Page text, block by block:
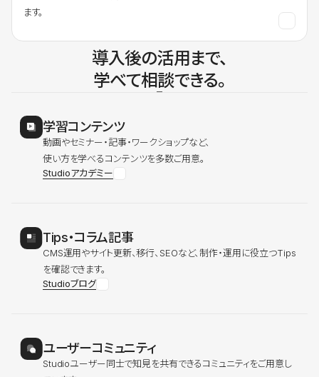
ます。
導入後の活用まで、
学べて相談できる。
学習コンテンツ
動画やセミナー・記事・ワークショップなど、
使い方を学べるコンテンツを多数ご用意。
Studioアカデミー
Tips・コラム記事
CMS運用やサイト更新、移行、SEOなど、制作・運用に役立つTips
を確認できます。
Studioブログ
ユーザーコミュニティ
Studioユーザー同士で知見を共有できるコミュニティをご用意し